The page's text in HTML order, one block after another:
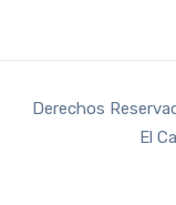
Derechos
El